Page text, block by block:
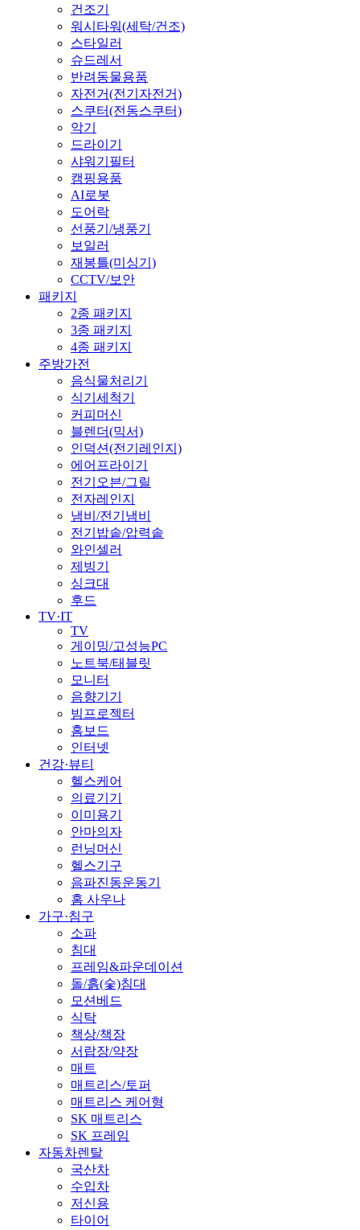
건조기
워시타워(세탁/건조)
스타일러
슈드레서
반려동물용품
자전거(전기자전거)
스쿠터(전동스쿠터)
악기
드라이기
샤워기필터
캠핑용품
AI로봇
도어락
선풍기/냉풍기
보일러
재봉틀(미싱기)
CCTV/보안
패키지
2종 패키지
3종 패키지
4종 패키지
주방가전
음식물처리기
식기세척기
커피머신
블렌더(믹서)
인덕션(전기레인지)
에어프라이기
전기오븐/그릴
전자레인지
냄비/전기냄비
전기밥솥/압력솥
와인셀러
제빙기
싱크대
후드
TV·IT
TV
게이밍/고성능PC
노트북/태블릿
모니터
음향기기
빔프로젝터
홈보드
인터넷
건강·뷰티
헬스케어
의료기기
이미용기
안마의자
런닝머신
헬스기구
음파진동운동기
홈 사우나
가구·침구
소파
침대
프레임&파운데이션
돌/흙(숯)침대
모션베드
식탁
책상/책장
서랍장/약장
매트
매트리스/토퍼
매트리스 케어형
SK 매트리스
SK 프레임
자동차렌탈
국산차
수입차
저신용
타이어